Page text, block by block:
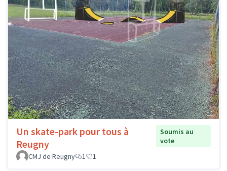
Un skate-park pour tous à
Reugny
Soumis au
vote
CMJ de Reugny
1 1